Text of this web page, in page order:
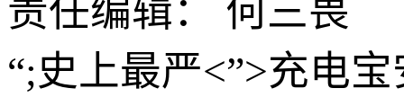
责任编辑： 何三畏
“;史上最严<”>充电